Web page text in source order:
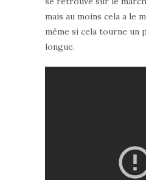
mais au moins cela a le
même si cela tourne un
longue.